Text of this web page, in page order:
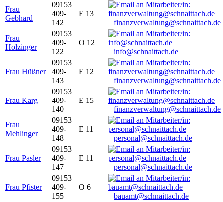
Frau
Gebhard
09153
409-
142
E 13
finanzverwaltung@schnaittach.de
Frau
Holzinger
09153
409-
122
O 12
info@schnaittach.de
Frau Hüßner
09153
409-
143
E 12
finanzverwaltung@schnaittach.de
Frau Karg
09153
409-
140
E 15
finanzverwaltung@schnaittach.de
Frau
Mehlinger
09153
409-
148
E 11
personal@schnaittach.de
Frau Pasler
09153
409-
147
E 11
personal@schnaittach.de
Frau Pfister
09153
409-
155
O 6
bauamt@schnaittach.de